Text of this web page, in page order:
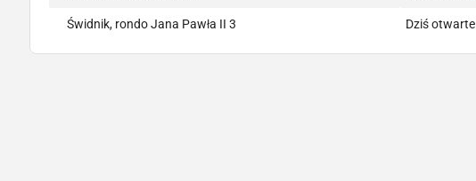
Świdnik, rondo Jana Pawła II 3 Dziś otwarte